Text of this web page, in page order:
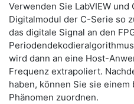
Verwenden Sie LabVIEW und
Digitalmodul der C-Serie so
das digitale Signal an den
wird dann an eine Host-
Frequenz extrapoliert.
haben, können Sie sie
Phänomen zuordnen.